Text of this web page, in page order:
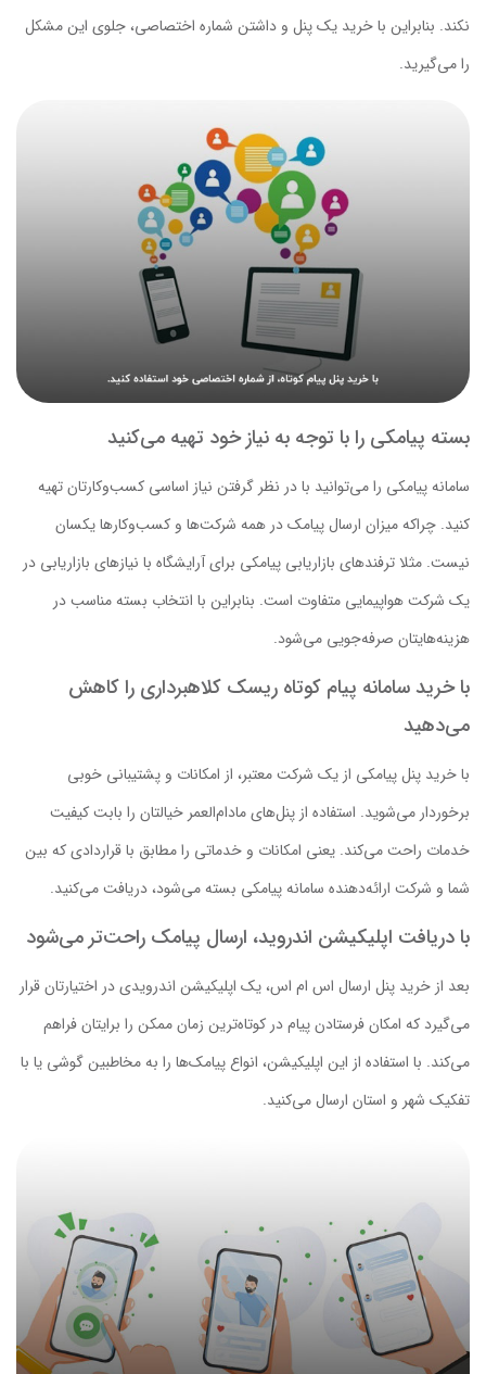
نکند. بنابراین با خرید یک پنل و داشتن شماره اختصاصی، جلوی این مشکل
را می‌گیرید.
بسته پیامکی را با توجه به نیاز خود تهیه می‌کنید
سامانه پیامکی را می‌توانید با در نظر گرفتن نیاز اساسی کسب‌وکارتان تهیه
کنید. چراکه میزان ارسال پیامک در همه شرکت‌ها و کسب‌وکارها یکسان
نیست. مثلا ترفندهای بازاریابی پیامکی برای آرایشگاه با نیازهای بازاریابی در
یک شرکت هواپیمایی متفاوت است. بنابراین با انتخاب بسته مناسب در
هزینه‌هایتان صرفه‌جویی می‌شود.
با خرید سامانه پیام کوتاه ریسک کلاهبرداری را کاهش
می‌دهید
با خرید پنل پیامکی از یک شرکت معتبر، از امکانات و پشتیبانی خوبی
برخوردار می‌شوید. استفاده از پنل‌های مادام‌العمر خیالتان را بابت کیفیت
خدمات راحت می‌کند. یعنی امکانات و خدماتی را مطابق با قراردادی که بین
شما و شرکت ارائه‌دهنده سامانه پیامکی بسته می‌شود، دریافت می‌کنید.
با دریافت اپلیکیشن اندروید، ارسال پیامک راحت‌تر می‌شود
بعد از خرید پنل ارسال اس ام اس، یک اپلیکیشن اندرویدی در اختیارتان قرار
می‌گیرد که امکان فرستادن پیام در کوتاه‌ترین زمان ممکن را برایتان فراهم
می‌کند. با استفاده از این اپلیکیشن، انواع پیامک‌ها را به مخاطبین گوشی یا با
تفکیک شهر و استان ارسال می‌کنید.